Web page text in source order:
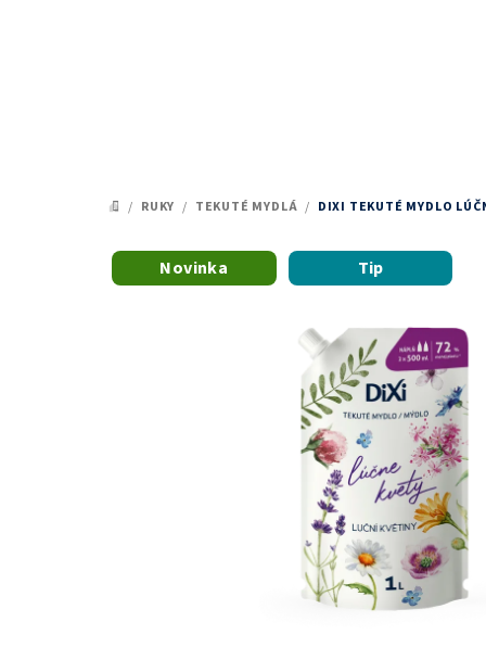
DOMOV
/ RUKY / TEKUTÉ MYDLÁ / DIXI TEKUTÉ MYDLO
Novinka Tip